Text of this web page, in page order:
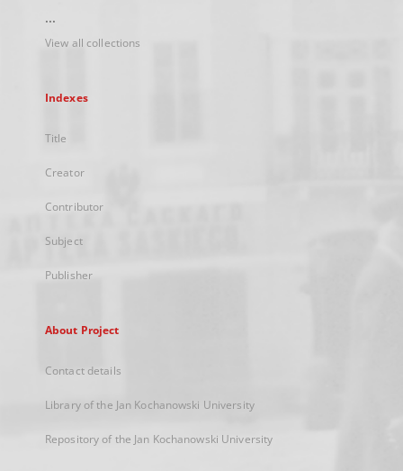
...
View all collections
Indexes
Title
Creator
Contributor
Subject
Publisher
About Project
Contact details
Library of the Jan Kochanowski University
Repository of the Jan Kochanowski University